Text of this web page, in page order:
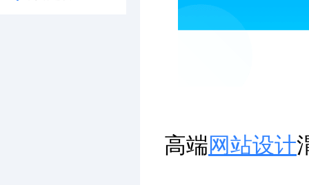
高端网站设计